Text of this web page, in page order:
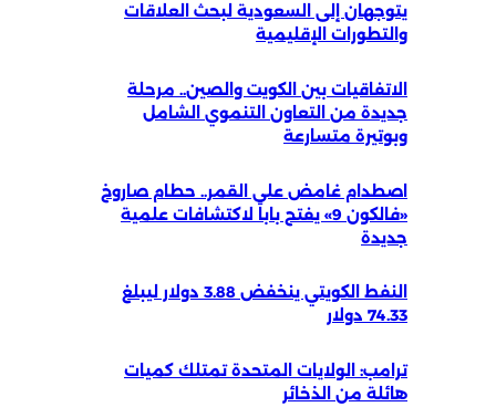
يتوجهان إلى السعودية لبحث العلاقات
والتطورات الإقليمية
الاتفاقيات بين الكويت والصين.. مرحلة
جديدة من التعاون التنموي الشامل
وبوتيرة متسارعة
اصطدام غامض على القمر.. حطام صاروخ
«فالكون 9» يفتح باباً لاكتشافات علمية
جديدة
النفط الكويتي ينخفض 3.88 دولار ليبلغ
74.33 دولار
ترامب: الولايات المتحدة تمتلك كميات
هائلة من الذخائر